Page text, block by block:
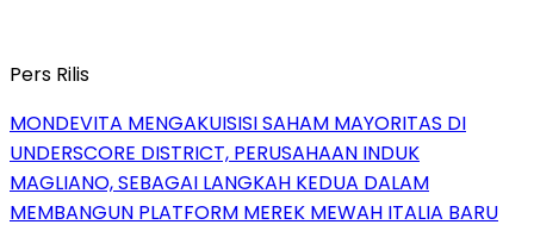
Pers Rilis
MONDEVITA MENGAKUISISI SAHAM MAYORITAS DI
UNDERSCORE DISTRICT, PERUSAHAAN INDUK
MAGLIANO, SEBAGAI LANGKAH KEDUA DALAM
MEMBANGUN PLATFORM MEREK MEWAH ITALIA BARU